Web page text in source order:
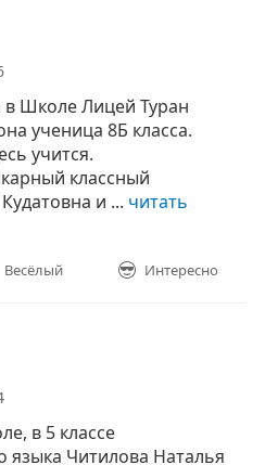
Школе Лицей Туран
ученица 8Б класса.
учится.
классный
и ... читать
Весёлый Интересно
в 5 классе
языка Читилова Наталья